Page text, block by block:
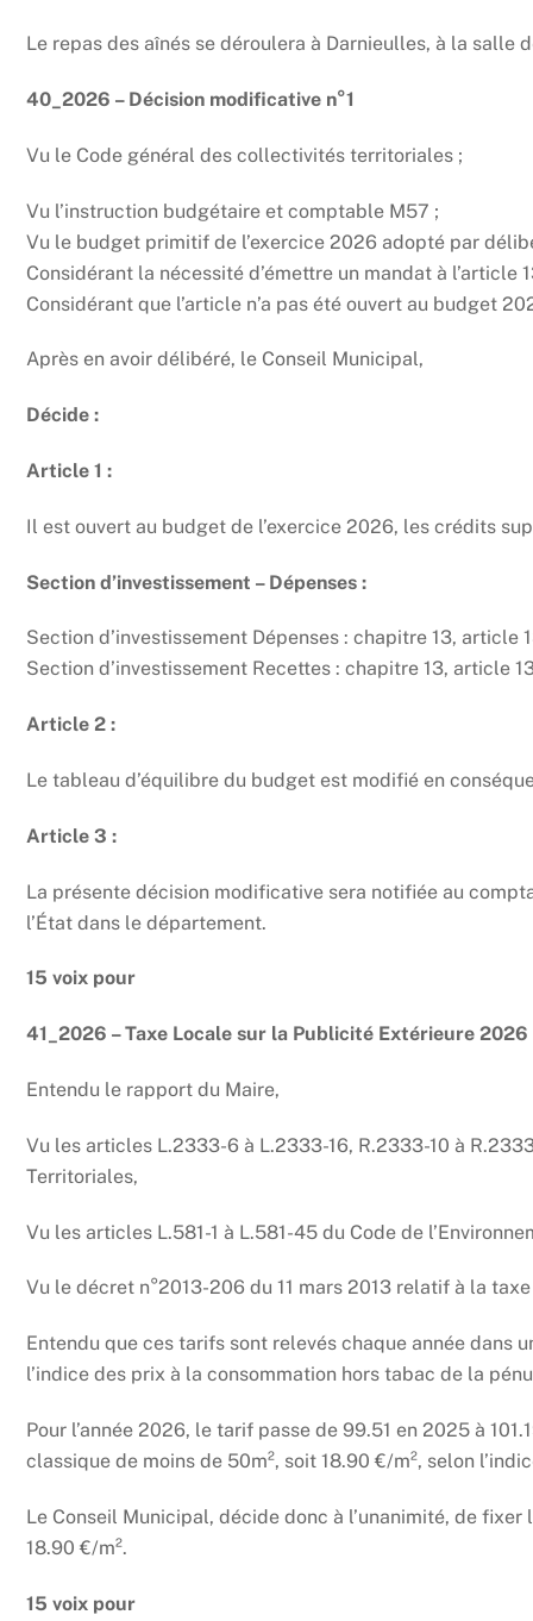
Le repas des aînés se déroulera à Darnieulles, à la salle
40_2026 – Décision modificative n°1
Vu le Code général des collectivités territoriales ;
Vu l’instruction budgétaire et comptable M57 ;
Vu le budget primitif de l’exercice 2026 adopté par
Considérant la nécessité d’émettre un mandat à l’article
Considérant que l’article n’a pas été ouvert au budget
Après en avoir délibéré, le Conseil Municipal,
Décide :
Article 1 :
Il est ouvert au budget de l’exercice 2026, les crédits
Section d’investissement – Dépenses :
Section d’investissement Dépenses : chapitre 13, article
Section d’investissement Recettes : chapitre 13, article
Article 2 :
Le tableau d’équilibre du budget est modifié en
Article 3 :
La présente décision modificative sera notifiée au
l’État dans le département.
15 voix pour
41_2026 – Taxe Locale sur la Publicité Extérieure 2026
Entendu le rapport du Maire,
Vu les articles L.2333-6 à L.2333-16, R.2333-10 à
Territoriales,
Vu les articles L.581-1 à L.581-45 du Code de
Vu le décret n°2013-206 du 11 mars 2013 relatif à la
Entendu que ces tarifs sont relevés chaque année dans
l’indice des prix à la consommation hors tabac de la
Pour l’année 2026, le tarif passe de 99.51 en 2025 à
classique de moins de 50m², soit 18.90 €/m², selon
Le Conseil Municipal, décide donc à l’unanimité, de
18.90 €/m².
15 voix pour